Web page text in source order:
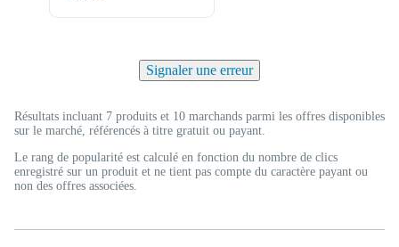
Signaler une erreur
Résultats incluant 7 produits et 10 marchands parmi les offres disponibles
sur le marché, référencés à titre gratuit ou payant.
Le rang de popularité est calculé en fonction du nombre de clics
enregistré sur un produit et ne tient pas compte du caractère payant ou
non des offres associées.